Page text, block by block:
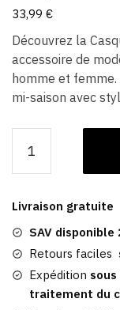
33,99 €
Découvrez la
accessoire de
homme et
mi-saison avec
Casquette
Jean
|​
Coventry
Livraison gratuite
SAV
Retours faciles
Expédition
traitement du